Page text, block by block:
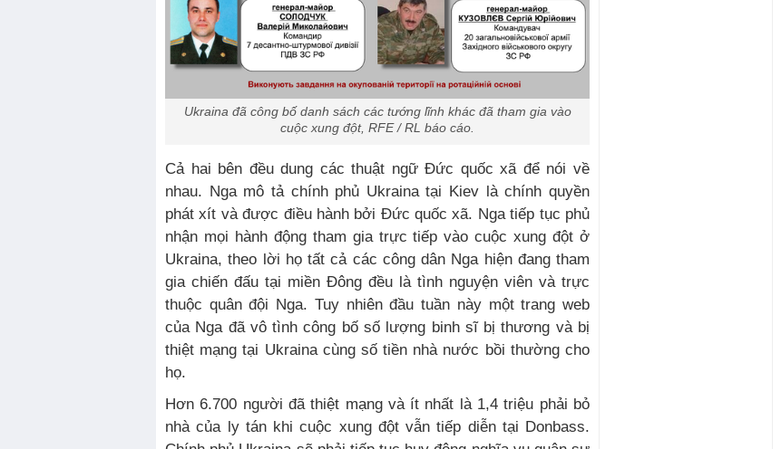
Ukraina đã công bố danh sách các tướng lĩnh khác đã tham gia vào
cuộc xung đột, RFE / RL báo cáo.
Cả hai bên đều dung các thuật ngữ Đức quốc xã để nói về
nhau. Nga mô tả chính phủ Ukraina tại Kiev là chính quyền
phát xít và được điều hành bởi Đức quốc xã. Nga tiếp tục phủ
nhận mọi hành động tham gia trực tiếp vào cuộc xung đột ở
Ukraina, theo lời họ tất cả các công dân Nga hiện đang tham
gia chiến đấu tại miền Đông đều là tình nguyện viên và trực
thuộc quân đội Nga. Tuy nhiên đầu tuần này một trang web
của Nga đã vô tình công bố số lượng binh sĩ bị thương và bị
thiệt mạng tại Ukraina cùng số tiền nhà nước bồi thường cho
họ.
Hơn 6.700 người đã thiệt mạng và ít nhất là 1,4 triệu phải bỏ
nhà của ly tán khi cuộc xung đột vẫn tiếp diễn tại Donbass.